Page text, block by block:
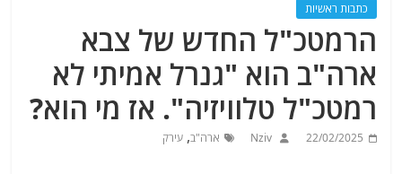
כתבות ראשיות
הרמטכ"ל החדש של צבא
ארה"ב הוא "גנרל אמיתי לא
רמטכ"ל טלוויזיה". אז מי הוא?
22/02/2025
Nziv ארה"ב,עירק